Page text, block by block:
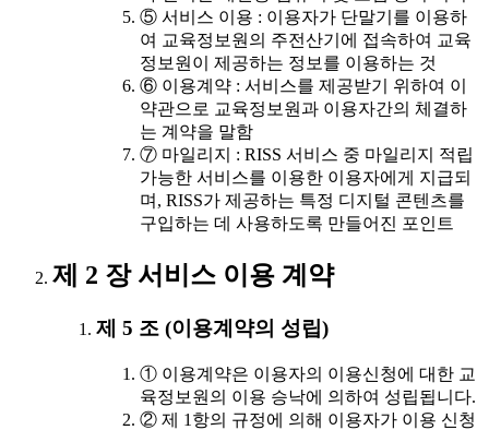
⑤ 서비스 이용 : 이용자가 단말기를 이용하
여 교육정보원의 주전산기에 접속하여 교육
정보원이 제공하는 정보를 이용하는 것
⑥ 이용계약 : 서비스를 제공받기 위하여 이
약관으로 교육정보원과 이용자간의 체결하
는 계약을 말함
⑦ 마일리지 : RISS 서비스 중 마일리지 적립
가능한 서비스를 이용한 이용자에게 지급되
며, RISS가 제공하는 특정 디지털 콘텐츠를
구입하는 데 사용하도록 만들어진 포인트
제 2 장 서비스 이용 계약
제 5 조 (이용계약의 성립)
① 이용계약은 이용자의 이용신청에 대한 교
육정보원의 이용 승낙에 의하여 성립됩니다.
② 제 1항의 규정에 의해 이용자가 이용 신청